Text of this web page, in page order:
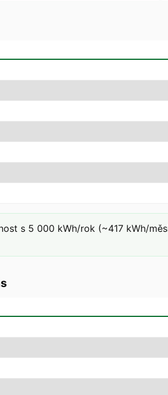
s 5 000 kWh/rok (~417 kWh/